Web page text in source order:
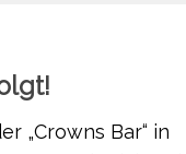
„Crowns Bar“ in